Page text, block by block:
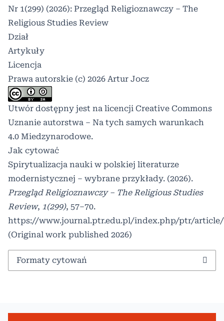
Nr 1(299) (2026): Przegląd Religioznawczy – The
Religious Studies Review
Dział
Artykuły
Licencja
Prawa autorskie (c) 2026 Artur Jocz
Utwór dostępny jest na licencji Creative Commons
Uznanie autorstwa – Na tych samych warunkach
4.0 Miedzynarodowe.
Jak cytować
Spirytualizacja nauki w polskiej literaturze
modernistycznej – wybrane przykłady. (2026).
Przegląd Religioznawczy – The Religious Studies
Review, 1(299), 57–70.
https://www.journal.ptr.edu.pl/index.php/ptr/
(Original work published 2026)
Formaty cytowań